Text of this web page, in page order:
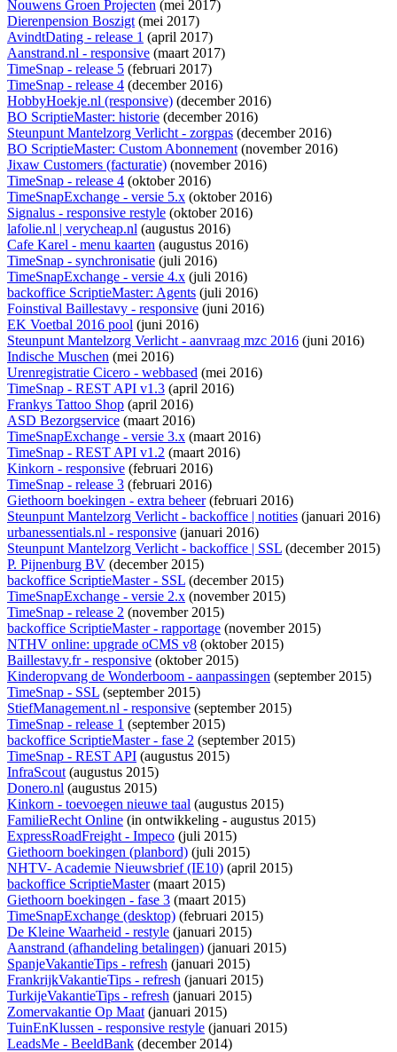
Nouwens Groen Projecten (mei 2017)
Dierenpension Boszigt(mei 2017)
AvindtDating - release 1 (april 2017)
Aanstrand.nl - responsive (maart 2017)
TimeSnap - release 5 (februari 2017)
TimeSnap - release 4 (december 2016)
HobbyHoekje.nl (responsive) (december 2016)
BO ScriptieMaster: historie (december 2016)
Steunpunt Mantelzorg Verlicht - zorgpas (december 2016)
BO ScriptieMaster: Custom Abonnement(november 2016)
Jixaw Customers (facturatie) (november 2016)
TimeSnap - release 4 (oktober 2016)
TimeSnapExchange - versie 5.x (oktober 2016)
Signalus - responsive restyle (oktober 2016)
lafolie.nl | verycheap.nl (augustus 2016)
Cafe Karel - menu kaarten (augustus 2016)
TimeSnap - synchronisatie (juli 2016)
TimeSnapExchange - versie 4.x (juli 2016)
backoffice ScriptieMaster: Agents (juli 2016)
Foinstival Baillestavy - responsive (juni 2016)
EK Voetbal 2016 pool (juni 2016)
Steunpunt Mantelzorg Verlicht - aanvraag mzc 2016 (juni 2016)
Indische Muschen (mei 2016)
Urenregistratie Cicero - webbased (mei 2016)
TimeSnap - REST API v1.3 (april 2016)
Frankys Tattoo Shop (april 2016)
ASD Bezorgservice (maart 2016)
TimeSnapExchange - versie 3.x (maart 2016)
TimeSnap - REST API v1.2 (maart 2016)
Kinkorn - responsive (februari 2016)
TimeSnap - release 3 (februari 2016)
Giethoorn boekingen - extra beheer(februari 2016)
Steunpunt Mantelzorg Verlicht - backoffice | notities (januari 2016)
urbanessentials.nl - responsive (januari 2016)
Steunpunt Mantelzorg Verlicht - backoffice | SSL (december 2015)
P. Pijnenburg BV (december 2015)
backoffice ScriptieMaster - SSL (december 2015)
TimeSnapExchange - versie 2.x (november 2015)
TimeSnap - release 2 (november 2015)
backoffice ScriptieMaster - rapportage (november 2015)
NTHV online: upgrade oCMS v8 (oktober 2015)
Baillestavy.fr - responsive (oktober 2015)
Kinderopvang de Wonderboom - aanpassingen (september 2015)
TimeSnap - SSL (september 2015)
StiefManagement.nl - responsive (september 2015)
TimeSnap - release 1 (september 2015)
backoffice ScriptieMaster - fase 2 (september 2015)
TimeSnap - REST API (augustus 2015)
InfraScout(augustus 2015)
Donero.nl (augustus 2015)
Kinkorn - toevoegen nieuwe taal (augustus 2015)
FamilieRecht Online (in ontwikkeling - augustus 2015)
ExpressRoadFreight - Impeco (juli 2015)
Giethoorn boekingen (planbord) (juli 2015)
NHTV- Academie Nieuwsbrief (IE10) (april 2015)
backoffice ScriptieMaster(maart 2015)
Giethoorn boekingen - fase 3 (maart 2015)
TimeSnapExchange (desktop) (februari 2015)
De Kleine Waarheid - restyle (januari 2015)
Aanstrand (afhandeling betalingen) (januari 2015)
SpanjeVakantieTips - refresh (januari 2015)
FrankrijkVakantieTips - refresh (januari 2015)
TurkijeVakantieTips - refresh (januari 2015)
Zomervakantie Op Maat(januari 2015)
TuinEnKlussen - responsive restyle (januari 2015)
LeadsMe - BeeldBank (december 2014)